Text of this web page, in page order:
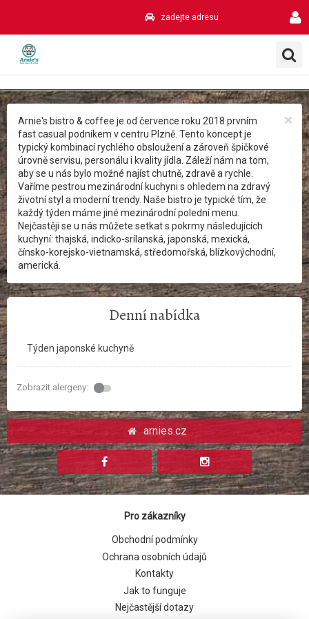
zadejte adresu
×
Arnie's bistro & coffee je od července roku 2018 prvním
fast casual podnikem v centru Plzně. Tento koncept je
typický kombinací rychlého obsloužení a zároveň špičkové
úrovně servisu, personálu i kvality jídla. Záleží nám na tom,
aby se u nás bylo možné najíst chutně, zdravě a rychle.
Vaříme pestrou mezinárodní kuchyni s ohledem na zdravý
životní styl a moderní trendy. Naše bistro je typické tím, že
každý týden máme jiné mezinárodní polední menu.
Nejčastěji se u nás můžete setkat s pokrmy následujících
kuchyní: thajská, indicko-srílanská, japonská, mexická,
čínsko-korejsko-vietnamská, středomořská, blízkovýchodní,
americká.
Denní nabídka
Týden japonské kuchyně
Zobrazit alergeny:
arnies.cz
Pro zákazníky
Obchodní podmínky
Ochrana osobních údajů
Kontakty
Jak to funguje
Nejčastější dotazy